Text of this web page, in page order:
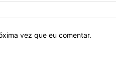
vez que eu comentar.